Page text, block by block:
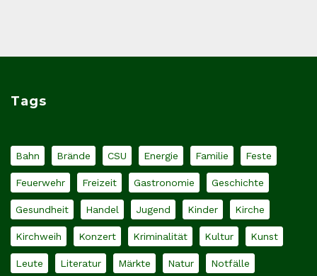
Tags
Bahn Brände CSU Energie Familie Feste
Feuerwehr Freizeit Gastronomie Geschichte
Gesundheit Handel Jugend Kinder Kirche
Kirchweih Konzert Kriminalität Kultur Kunst
Leute Literatur Märkte Natur Notfälle